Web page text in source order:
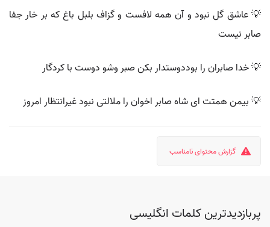
💡 عاشق گل نبود و آن همه لافست و گزاف بلبل باغ که بر خار جفا
صابر نیست
💡 خدا صابران را بوددوستدار بکن صبر وشو دوست با کردگار
💡 بیمن همتت ای شاه صابر اخوان را ملالتی نبود غیرانتظار امروز
گزارش محتوای نامناسب
پربازدیدترین کلمات انگلیسی